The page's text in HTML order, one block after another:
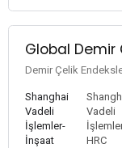
Global Demir
Demir Çelik
Shanghai
Vadeli
İşlemler-
İnşaat
Vadeli
HRC